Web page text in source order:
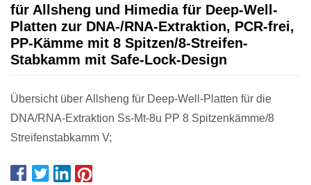
für Allsheng und Himedia für Deep-Well-
Platten zur DNA-/RNA-Extraktion, PCR-frei,
PP-Kämme mit 8 Spitzen/8-Streifen-
Stabkamm mit Safe-Lock-Design
Übersicht über Allsheng für Deep-Well-Platten für die
DNA/RNA-Extraktion Ss-Mt-8u PP 8 Spitzenkämme/8
Streifenstabkamm V;